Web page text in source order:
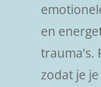
en
trauma’s.
zodat je